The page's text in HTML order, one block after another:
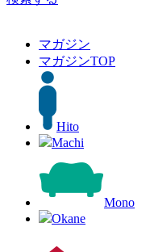
マガジン
マガジンTOP
Hito
Machi
Mono
Okane